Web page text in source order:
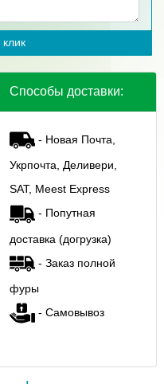
Способы доставки:
- Новая Почта,
Укрпочта, Деливери,
SAT, Meest Express
- Попутная
доставка (догрузка)
- Заказ полной
фуры
- Самовывоз